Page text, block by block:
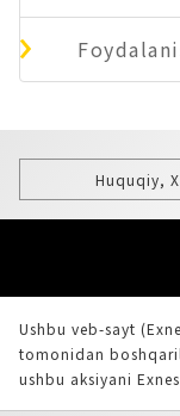
Huquqiy,
Ushbu veb-sayt
tomonidan
ushbu aksiyani